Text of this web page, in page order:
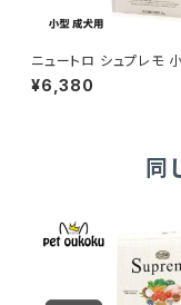
ニュートロ シュプレモ
成犬用 3kg
0
¥6,380
同